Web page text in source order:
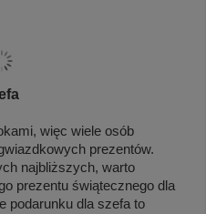
więc wiele osób
prezentów.
najbliższych, warto
prezentu świątecznego dla
podarunku dla szefa to